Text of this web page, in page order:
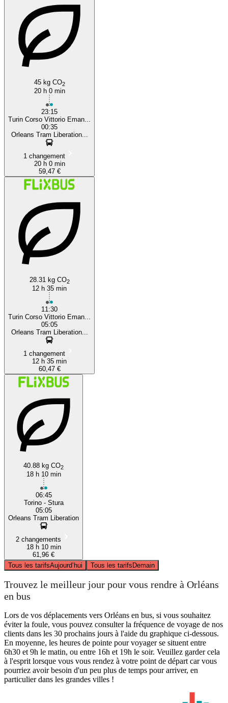
45 kg CO2
20 h 0 min
23:15
Turin Corso Vittorio Eman...
00:35
Orleans Tram Liberation...
1 changement
20 h 0 min
59,47 €
28.31 kg CO2
12 h 35 min
11:30
Turin Corso Vittorio Eman...
05:05
Orleans Tram Liberation...
1 changement
12 h 35 min
60,47 €
40.88 kg CO2
18 h 10 min
06:45
Torino - Stura
05:05
Orleans Tram Liberation
2 changements
18 h 10 min
61,96 €
Tous les tarifsAujourd’hui Tous les tarifsDemain
Trouvez le meilleur jour pour vous rendre à Orléans
en bus
Lors de vos déplacements vers Orléans en bus, si vous souhaitez
éviter la foule, vous pouvez consulter la fréquence de voyage de nos
clients dans les 30 prochains jours à l'aide du graphique ci-dessous.
En moyenne, les heures de pointe pour voyager se situent entre
6h30 et 9h le matin, ou entre 16h et 19h le soir. Veuillez garder cela
à l'esprit lorsque vous vous rendez à votre point de départ car vous
pourriez avoir besoin d'un peu plus de temps pour arriver, en
particulier dans les grandes villes !